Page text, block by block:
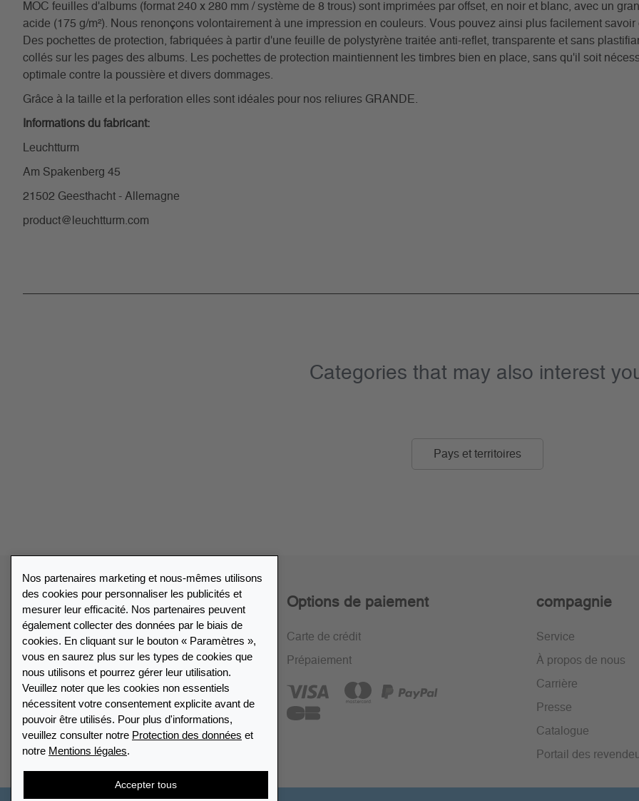
MOC feuilles d'albums (format 240 x 280 mm / système de 8 trous) sont imprimées par offset, en noir et blanc, avec un
acide (175 g/m²). Nous renonçons volontairement à une impression en couleurs. Vous pouvez ainsi plus facilement
Des pochettes de protection, fabriquées à partir d'une feuille de polystyrène traitée anti-reflet, transparente et sans
collés sur les pages des albums. Les pochettes de protection maintiennent les timbres bien en place, sans qu'il soit
optimale contre la poussière et divers dommages.
Grâce à la taille et la perforation elles sont idéales pour nos reliures GRANDE.
Informations du fabricant:
Leuchtturm
Am Spakenberg 45
21502 Geesthacht - Allemagne
product@leuchtturm.com
Categories that may also interest
Pays et territoires
Service
Politique de retour de 30 jours
Cryptage SSL
FAQ
Options de paiement
Carte de crédit
Prépaiement
compagnie
Service
À propos de nous
Carrière
Presse
Catalogue
Portail des
Nos partenaires marketing et nous-mêmes utilisons
des cookies pour personnaliser les publicités et
mesurer leur efficacité. Nos partenaires peuvent
également collecter des données par le biais de
cookies. En cliquant sur le bouton « Paramètres »,
vous en saurez plus sur les types de cookies que
nous utilisons et pourrez gérer leur utilisation.
Veuillez noter que les cookies non essentiels
nécessitent votre consentement explicite avant de
pouvoir être utilisés. Pour plus d'informations,
veuillez consulter notre Protection des données et
notre Mentions légales.
Accepter tous